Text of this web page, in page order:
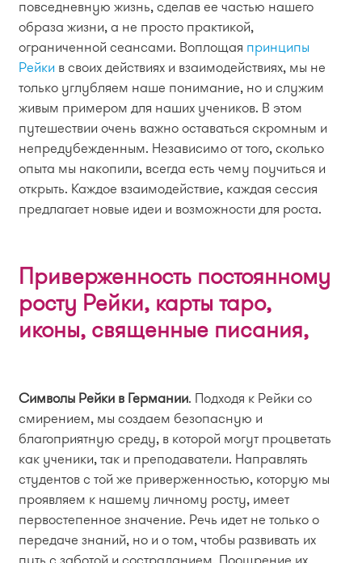
повседневную жизнь, сделав ее частью нашего
образа жизни, а не просто практикой,
ограниченной сеансами. Воплощая принципы
Рейки в своих действиях и взаимодействиях, мы не
только углубляем наше понимание, но и служим
живым примером для наших учеников. В этом
путешествии очень важно оставаться скромным и
непредубежденным. Независимо от того, сколько
опыта мы накопили, всегда есть чему поучиться и
открыть. Каждое взаимодействие, каждая сессия
предлагает новые идеи и возможности для роста.
Приверженность постоянному
росту Рейки, карты таро,
иконы, священные писания,
Символы Рейки в Германии. Подходя к Рейки со
смирением, мы создаем безопасную и
благоприятную среду, в которой могут процветать
как ученики, так и преподаватели. Направлять
студентов с той же приверженностью, которую мы
проявляем к нашему личному росту, имеет
первостепенное значение. Речь идет не только о
передаче знаний, но и о том, чтобы развивать их
путь с заботой и состраданием. Поощрение их